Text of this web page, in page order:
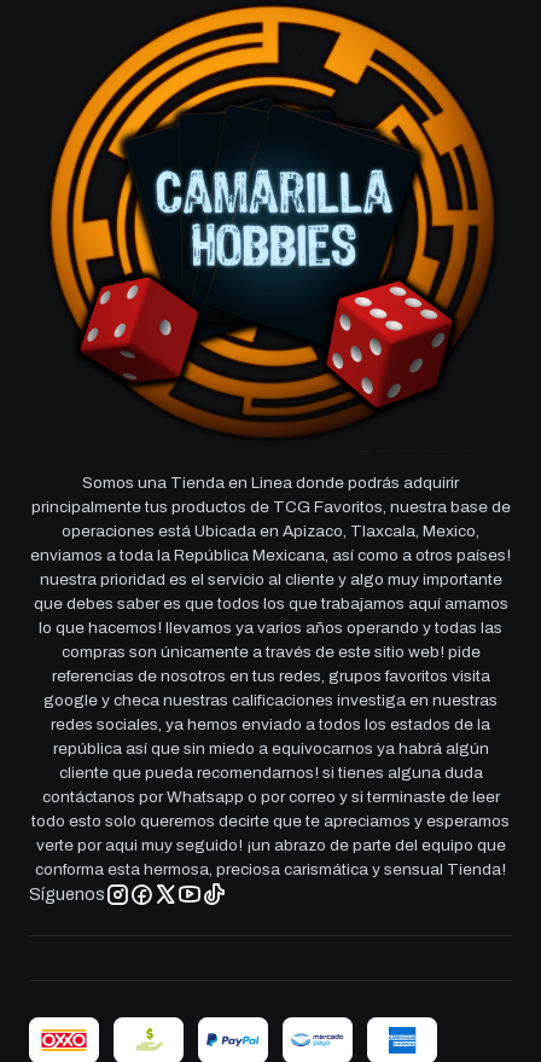
Somos una Tienda en Linea donde podrás adquirir
principalmente tus productos de TCG Favoritos, nuestra base de
operaciones está Ubicada en Apizaco, Tlaxcala, Mexico,
enviamos a toda la República Mexicana, así como a otros países!
nuestra prioridad es el servicio al cliente y algo muy importante
que debes saber es que todos los que trabajamos aquí amamos
lo que hacemos! llevamos ya varios años operando y todas las
compras son únicamente a través de este sitio web! pide
referencias de nosotros en tus redes, grupos favoritos visita
google y checa nuestras calificaciones investiga en nuestras
redes sociales, ya hemos enviado a todos los estados de la
república así que sin miedo a equivocarnos ya habrá algún
cliente que pueda recomendarnos! si tienes alguna duda
contáctanos por Whatsapp o por correo y si terminaste de leer
todo esto solo queremos decirte que te apreciamos y esperamos
verte por aqui muy seguido! ¡un abrazo de parte del equipo que
conforma esta hermosa, preciosa carismática y sensual Tienda!
Síguenos